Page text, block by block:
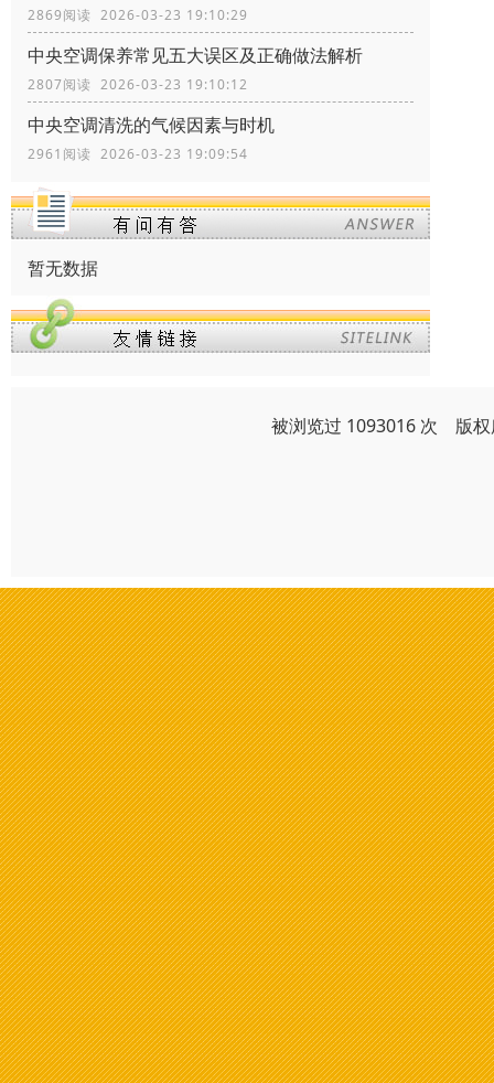
2869阅读 2026-03-23 19:10:29
中央空调保养常见五大误区及正确做法解析
2807阅读 2026-03-23 19:10:12
中央空调清洗的气候因素与时机
2961阅读 2026-03-23 19:09:54
暂无数据
被浏览过 1093016 次 版权